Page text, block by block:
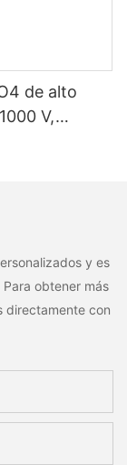
de alto
V,
y es
obtener más
directamente con